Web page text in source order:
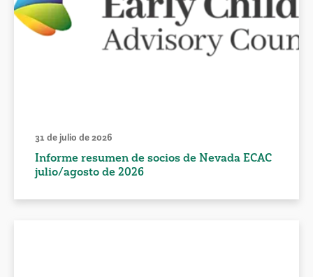
31 de julio de 2026
Informe resumen de socios de Nevada ECAC
julio/agosto de 2026